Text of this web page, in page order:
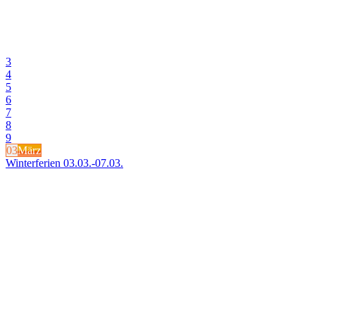
3
4
5
6
7
8
9
03März
Winterferien 03.03.-07.03.